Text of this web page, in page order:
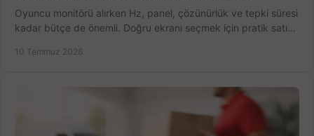
Oyuncu monitörü alırken Hz, panel, çözünürlük ve tepki süresi
kadar bütçe de önemli. Doğru ekranı seçmek için pratik satın
10 Temmuz 2026